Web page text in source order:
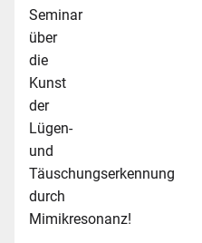
Seminar
über
die
Kunst
der
Lügen-
und
Täuschungserkennung
durch
Mimikresonanz!